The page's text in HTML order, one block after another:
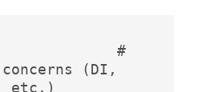
#
(DI,
etc.)